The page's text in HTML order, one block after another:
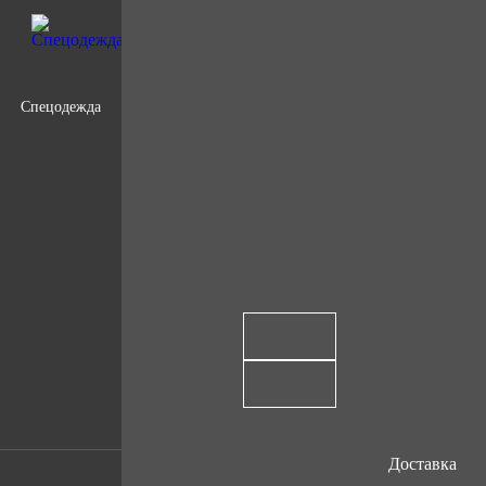
Спецодежда
Доставка